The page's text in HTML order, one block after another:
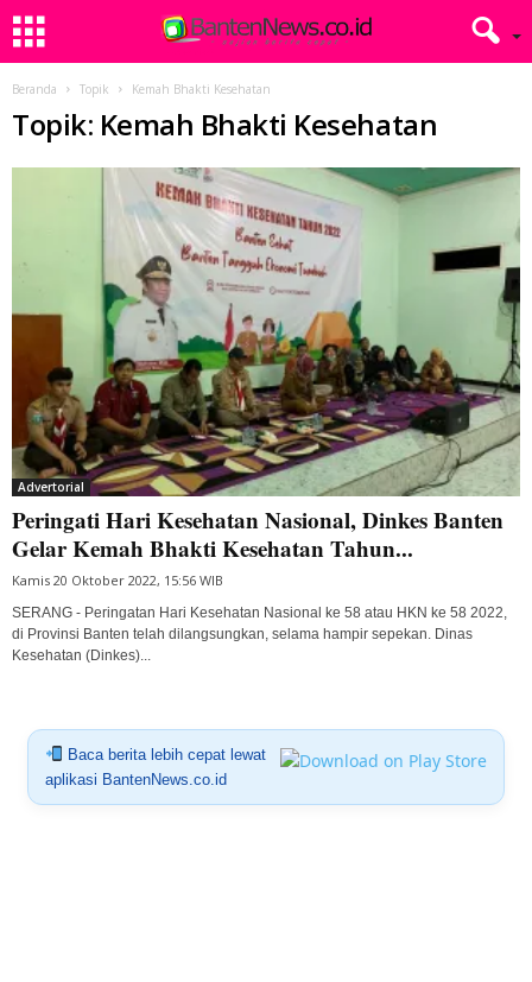
Beranda Topik Kemah Bhakti Kesehatan
Topik: Kemah Bhakti Kesehatan
Advertorial
Peringati Hari Kesehatan Nasional, Dinkes Banten
Gelar Kemah Bhakti Kesehatan Tahun...
Kamis 20 Oktober 2022, 15:56 WIB
SERANG - Peringatan Hari Kesehatan Nasional ke 58 atau HKN ke 58 2022,
di Provinsi Banten telah dilangsungkan, selama hampir sepekan. Dinas
Kesehatan (Dinkes)...
Baca berita lebih cepat lewat
aplikasi BantenNews.co.id